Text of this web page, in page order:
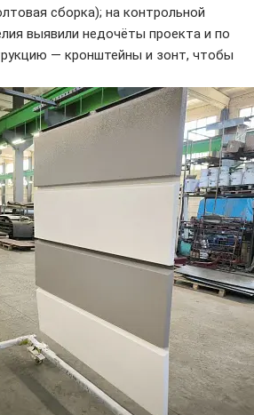
сборка); на контрольной
выявили недочёты проекта и по
— кронштейны и зонт, чтобы